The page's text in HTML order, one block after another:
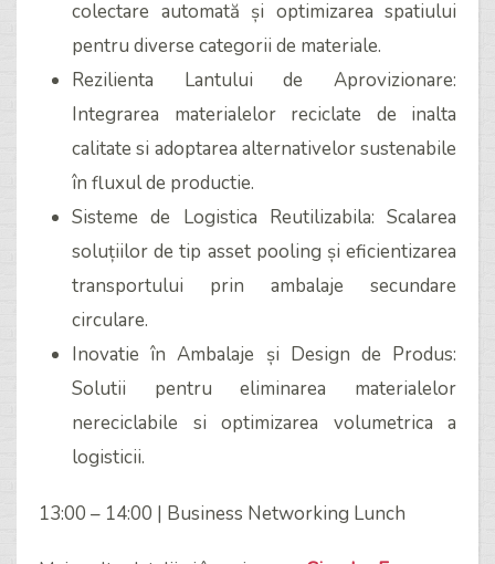
colectare automată și optimizarea spatiului
pentru diverse categorii de materiale.
Rezilienta Lantului de Aprovizionare:
Integrarea materialelor reciclate de inalta
calitate si adoptarea alternativelor sustenabile
în fluxul de productie.
Sisteme de Logistica Reutilizabila: Scalarea
soluțiilor de tip asset pooling și eficientizarea
transportului prin ambalaje secundare
circulare.
Inovatie în Ambalaje și Design de Produs:
Solutii pentru eliminarea materialelor
nereciclabile si optimizarea volumetrica a
logisticii.
13:00 – 14:00 | Business Networking Lunch